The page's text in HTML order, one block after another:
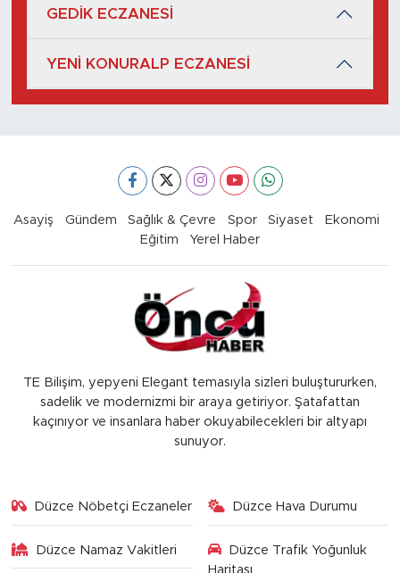
GEDİK ECZANESİ
YENİ KONURALP ECZANESİ
Asayiş Gündem Sağlık & Çevre Spor Siyaset
Ekonomi
Eğitim
Yerel Haber
TE Bilişim, yepyeni Elegant temasıyla sizleri buluştururken,
sadelik ve modernizmi bir araya getiriyor. Şatafattan
kaçınıyor ve insanlara haber okuyabilecekleri bir altyapı
sunuyor.
Düzce Nöbetçi Eczaneler Düzce Hava Durumu
Düzce Namaz Vakitleri
Düzce Trafik Yoğunluk
Haritası